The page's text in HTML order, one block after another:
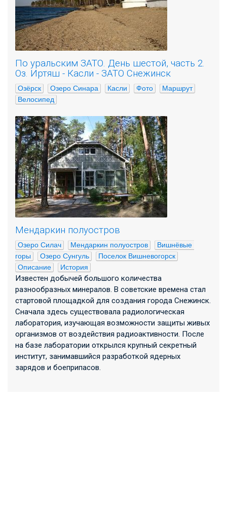
По уральским ЗАТО. День шестой, часть 2.
Оз. Иртяш - Касли - ЗАТО Снежинск
Озёрск Озеро Синара Касли Фото
Маршрут
Велосипед
Мендаркин полуостров
Озеро Силач Мендаркин полуостров
Вишнёвые
горы
Озеро Сунгуль
Поселок Вишневогорск
Описание
История
Известен добычей большого количества
разнообразных минералов. В советские времена стал
стартовой площадкой для создания города Снежинск.
Сначала здесь существовала радиологическая
лаборатория, изучающая возможности защиты живых
организмов от воздействия радиоактивности. После
на базе лаборатории открылся крупный секретный
институт, занимавшийся разработкой ядерных
зарядов и боеприпасов.